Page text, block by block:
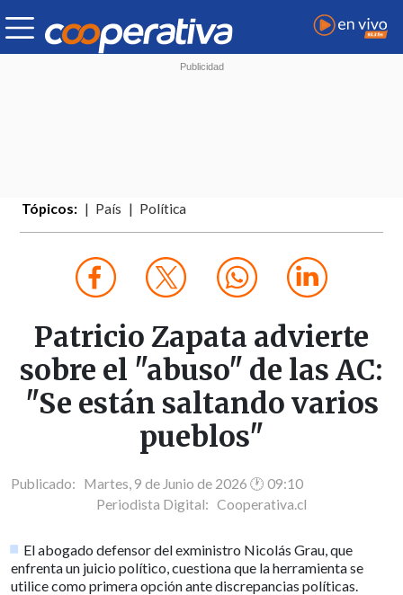
Tópicos: País Política
Patricio Zapata advierte
sobre el "abuso" de las AC:
"Se están saltando varios
pueblos"
Publicado: Martes, 9 de Junio de 2026 🕐 09:10
Periodista Digital: Cooperativa.cl
El abogado defensor del exministro Nicolás Grau, que
enfrenta un juicio político, cuestiona que la herramienta se
utilice como primera opción ante discrepancias políticas.